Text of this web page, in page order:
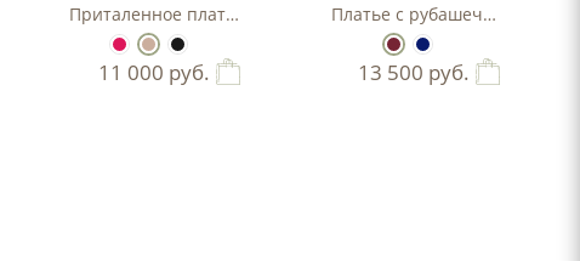
Приталенное платье-футляр
11 000 руб.
Платье с рубашечным
13 500 руб.